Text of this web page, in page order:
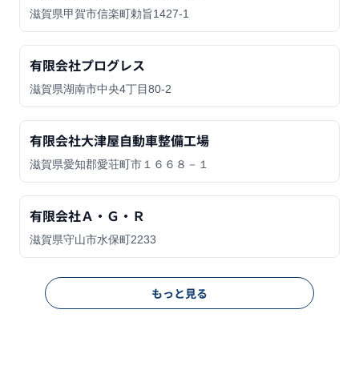
滋賀県甲賀市信楽町勅旨1427-1
有限会社プログレス
滋賀県湖南市中央4丁目80-2
有限会社大津屋自動車整備工場
滋賀県愛知郡愛荘町市１６６８－１
有限会社Ａ・Ｇ・Ｒ
滋賀県守山市水保町2233
もっと見る